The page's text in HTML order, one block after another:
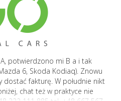
potwierdzono mi B a i tak
6, Skoda Kodiaq). Znowu
dostać fakturę. W południe nikt
chat też w praktyce nie